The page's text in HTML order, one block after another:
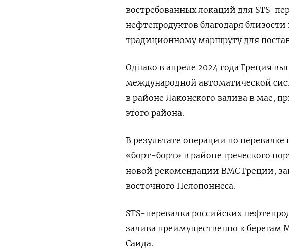
востребованных локаций для STS-
нефтепродуктов благодаря
традиционному маршруту для
Однако в апреле 2024 года Греция
международной автоматической
в районе Лаконского залива в мае,
этого района.
В результате операции по
«борт-борт» в районе греческого
новой рекомендации ВМС Греции,
восточного Пелопоннеса.
STS-перевалка российских
залива преимущественно к берегам
Саида.